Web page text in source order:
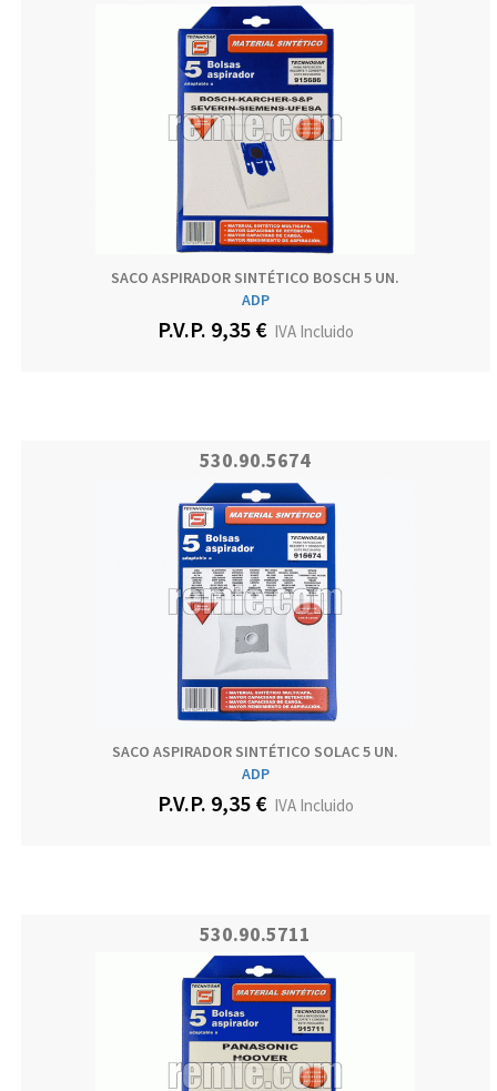
SACO ASPIRADOR SINTÉTICO BOSCH 5 UN.
ADP
P.V.P. 9,35 €IVA Incluido
530.90.5674
SACO ASPIRADOR SINTÉTICO SOLAC 5 UN.
ADP
P.V.P. 9,35 €IVA Incluido
530.90.5711